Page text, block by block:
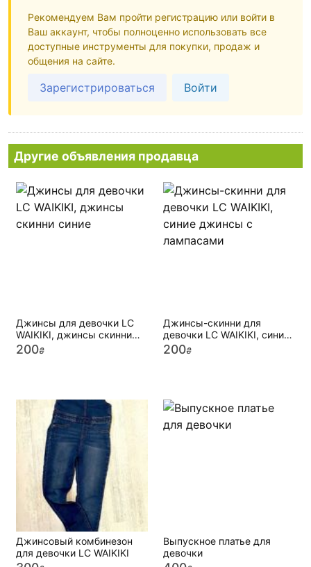
Рекомендуем Вам пройти регистрацию или войти в
Ваш аккаунт, чтобы полноценно использовать все
доступные инструменты для покупки, продаж и
общения на сайте.
Зарегистрироваться Войти
Другие объявления продавца
Джинсы для девочки LC
WAIKIKI, джинсы скинни
синие
200₴
Джинсы-скинни для
девочки LC WAIKIKI, синие
джинсы с лампасами
200₴
Джинсовый комбинезон
для девочки LC WAIKIKI
Выпускное платье для
девочки